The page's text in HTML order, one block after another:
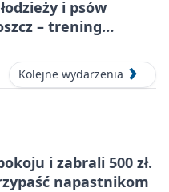
i psów
– trening
Kolejne wydarzenia
i zabrali 500 zł.
napastnikom